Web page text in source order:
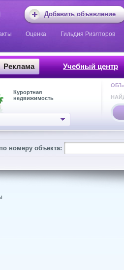
Добавить объявление
Оценка Гильдия Риэлторов
Реклама Учебный центр
Курортная
недвижимость
номеру объекта: